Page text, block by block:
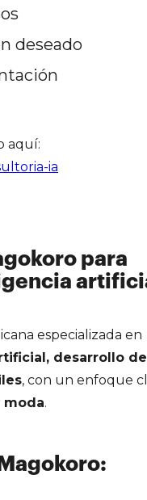
deseado
aquí:
ia
para
especializada en
desarrollo de
, con un enfoque
moda.